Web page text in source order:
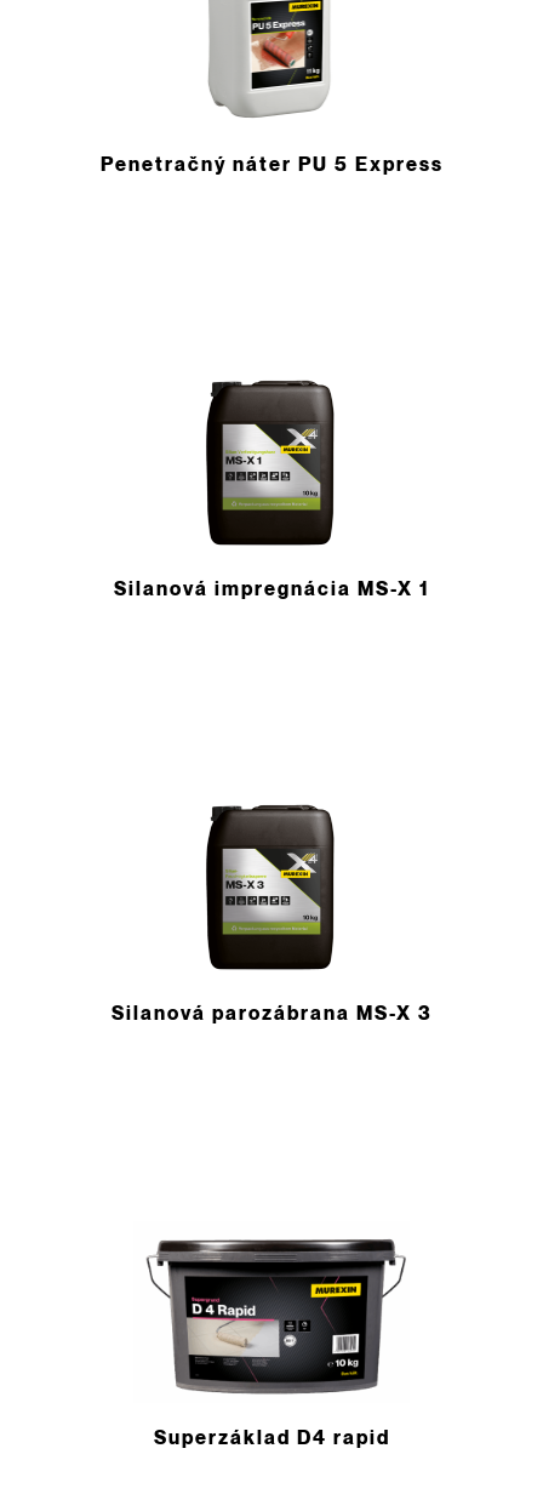
Penetračný náter PU 5 Express
Silanová impregnácia MS-X 1
Silanová parozábrana MS-X 3
Superzáklad D4 rapid